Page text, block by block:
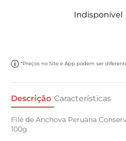
Indisponível
*Preços no Site e App podem ser
Descrição Características
Filé de Anchova Peruana
100g